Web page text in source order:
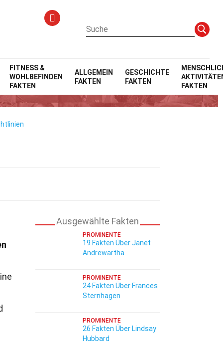
FITNESS &
WOHLBEFINDEN
FAKTEN
ALLGEMEIN
FAKTEN
GESCHICHTE
FAKTEN
FAKTEN
Ausgewählte Fakten
PROMINENTE
19 Fakten Über Janet
Andrewartha
PROMINENTE
24 Fakten Über Frances
Sternhagen
PROMINENTE
26 Fakten Über Lindsay
Hubbard